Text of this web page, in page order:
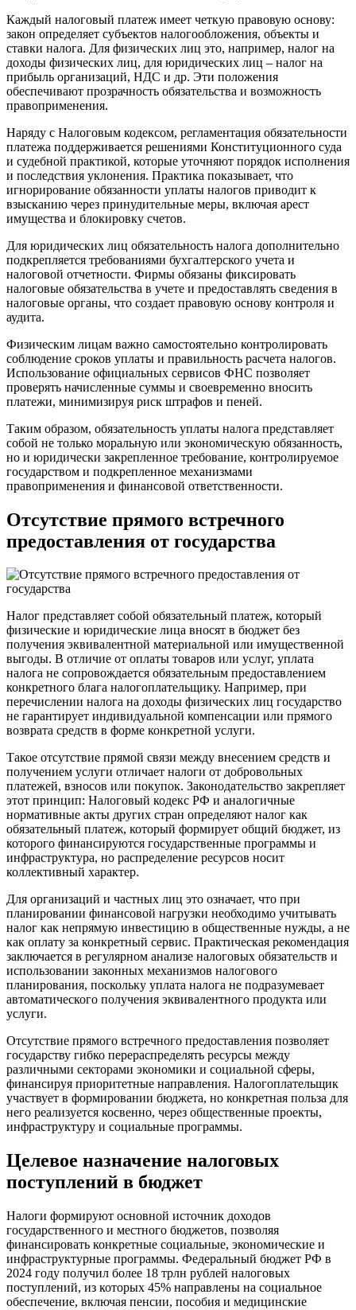
Каждый налоговый платеж имеет четкую правовую основу:
закон определяет субъектов налогообложения, объекты и
ставки налога. Для физических лиц это, например, налог на
доходы физических лиц, для юридических лиц – налог на
прибыль организаций, НДС и др. Эти положения
обеспечивают прозрачность обязательства и возможность
правоприменения.
Наряду с Налоговым кодексом, регламентация обязательности
платежа поддерживается решениями Конституционного суда
и судебной практикой, которые уточняют порядок исполнения
и последствия уклонения. Практика показывает, что
игнорирование обязанности уплаты налогов приводит к
взысканию через принудительные меры, включая арест
имущества и блокировку счетов.
Для юридических лиц обязательность налога дополнительно
подкрепляется требованиями бухгалтерского учета и
налоговой отчетности. Фирмы обязаны фиксировать
налоговые обязательства в учете и предоставлять сведения в
налоговые органы, что создает правовую основу контроля и
аудита.
Физическим лицам важно самостоятельно контролировать
соблюдение сроков уплаты и правильность расчета налогов.
Использование официальных сервисов ФНС позволяет
проверять начисленные суммы и своевременно вносить
платежи, минимизируя риск штрафов и пеней.
Таким образом, обязательность уплаты налога представляет
собой не только моральную или экономическую обязанность,
но и юридически закрепленное требование, контролируемое
государством и подкрепленное механизмами
правоприменения и финансовой ответственности.
Отсутствие прямого встречного
предоставления от государства
Налог представляет собой обязательный платеж, который
физические и юридические лица вносят в бюджет без
получения эквивалентной материальной или имущественной
выгоды. В отличие от оплаты товаров или услуг, уплата
налога не сопровождается обязательным предоставлением
конкретного блага налогоплательщику. Например, при
перечислении налога на доходы физических лиц государство
не гарантирует индивидуальной компенсации или прямого
возврата средств в форме конкретной услуги.
Такое отсутствие прямой связи между внесением средств и
получением услуги отличает налоги от добровольных
платежей, взносов или покупок. Законодательство закрепляет
этот принцип: Налоговый кодекс РФ и аналогичные
нормативные акты других стран определяют налог как
обязательный платеж, который формирует общий бюджет, из
которого финансируются государственные программы и
инфраструктура, но распределение ресурсов носит
коллективный характер.
Для организаций и частных лиц это означает, что при
планировании финансовой нагрузки необходимо учитывать
налог как непрямую инвестицию в общественные нужды, а не
как оплату за конкретный сервис. Практическая рекомендация
заключается в регулярном анализе налоговых обязательств и
использовании законных механизмов налогового
планирования, поскольку уплата налога не подразумевает
автоматического получения эквивалентного продукта или
услуги.
Отсутствие прямого встречного предоставления позволяет
государству гибко перераспределять ресурсы между
различными секторами экономики и социальной сферы,
финансируя приоритетные направления. Налогоплательщик
участвует в формировании бюджета, но конкретная польза для
него реализуется косвенно, через общественные проекты,
инфраструктуру и социальные программы.
Целевое назначение налоговых
поступлений в бюджет
Налоги формируют основной источник доходов
государственного и местного бюджетов, позволяя
финансировать конкретные социальные, экономические и
инфраструктурные программы. Федеральный бюджет РФ в
2024 году получил более 18 трлн рублей налоговых
поступлений, из которых 45% направлены на социальное
обеспечение, включая пенсии, пособия и медицинские